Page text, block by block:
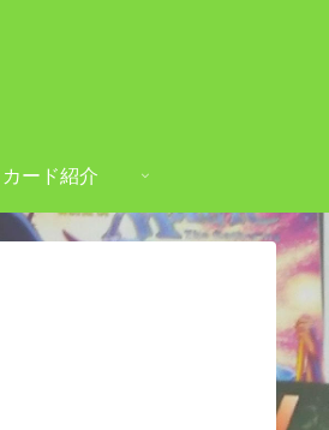
カード紹介